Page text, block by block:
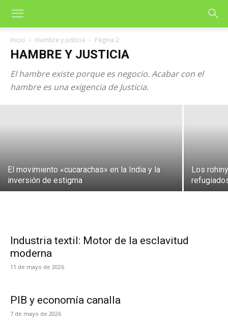
Inicio Hambre y justicia Página 2
HAMBRE Y JUSTICIA
El hambre existe porque es negocio. Acabar con el
hambre es una exigencia de Justicia.
Los pobres usados como armas de
agresión
2 de agosto de 2026
El movimiento «cucarachas» en la India y la
inversión de estigma
Los
Industria textil: Motor de la esclavitud
moderna
11 de mayo de 2026
PIB y economía canalla
7 de mayo de 2026